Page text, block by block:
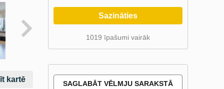
kartē
Sazināties
1019 īpašumi vairāk
SAGLABĀT VĒLMJU SARAKSTĀ